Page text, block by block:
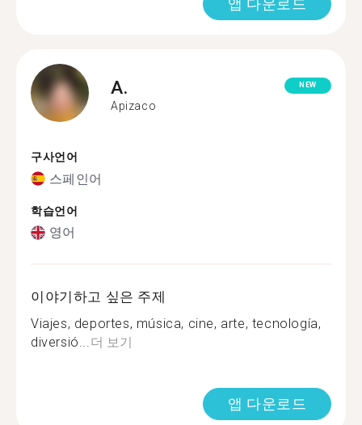
앱 다운로드
A.
Apizaco
NEW
구사언어
스페인어
학습언어
영어
이야기하고 싶은 주제
Viajes, deportes, música, cine, arte, tecnología,
diversió...더 보기
앱 다운로드